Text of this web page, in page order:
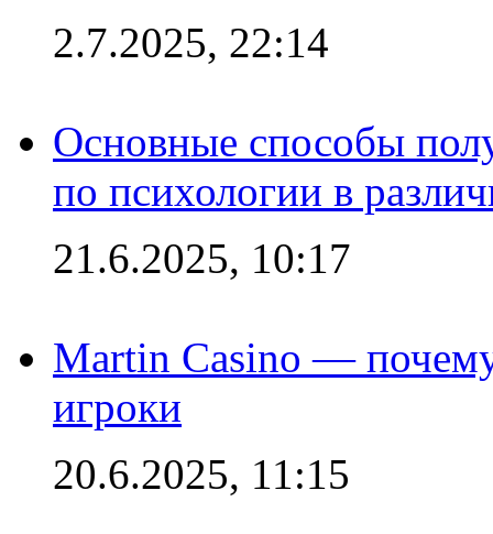
2.7.2025, 22:14
Основные способы
по психологии в
21.6.2025, 10:17
Martin Casino —
игроки
20.6.2025, 11:15